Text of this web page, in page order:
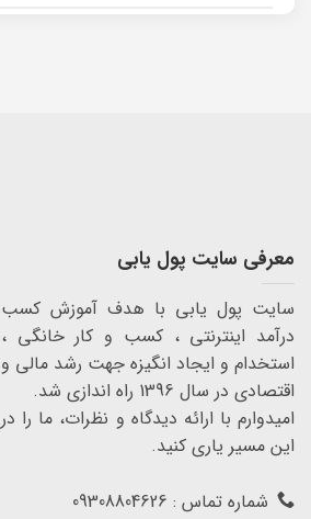
معرفی سایت پول یابی
سایت پول یابی با هدف آموزش کسب
درآمد اینترنتی ، کسب و کار خانگی ،
استخدام و ایجاد انگیزه جهت رشد مالی و
اقتصادی در سال 1396 راه اندازی شد.
امیدوارم با ارائه دیدگاه و نظرات، ما را در
این مسیر یاری کنید.
شماره تماس : 09308804626